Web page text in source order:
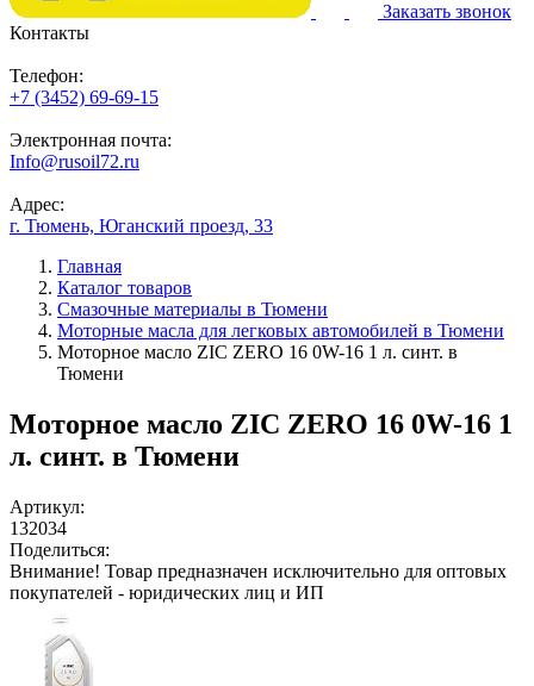
Заказать звонок
Контакты
Телефон:
+7 (3452) 69-69-15
Электронная почта:
Info@rusoil72.ru
Адрес:
г. Тюмень, Юганский проезд, 33
Главная
Каталог товаров
Смазочные материалы в Тюмени
Моторные масла для легковых автомобилей в Тюмени
Моторное масло ZIC ZERO 16 0W-16 1 л. синт. в
Тюмени
Моторное масло ZIC ZERO 16 0W-16 1
л. синт. в Тюмени
Артикул:
132034
Поделиться:
Внимание! Товар предназначен исключительно для оптовых
покупателей - юридических лиц и ИП